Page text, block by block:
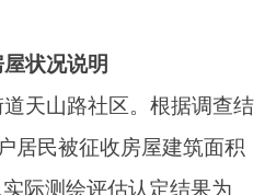
、公正、透明”征收回